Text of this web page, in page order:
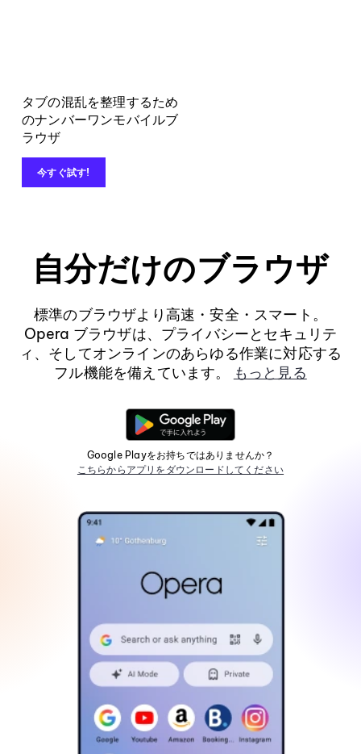
タブの混乱を整理するため
のナンバーワンモバイルブ
ラウザ
今すぐ試す!
自分だけのブラウザ
標準のブラウザより高速・安全・スマート。
Opera ブラウザは、プライバシーとセキュリテ
ィ、そしてオンラインのあらゆる作業に対応する
フル機能を備えています。
もっと見る
Google Playをお持ちではありませんか？
こちらからアプリをダウンロードしてください